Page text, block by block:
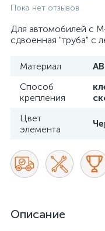
Пока нет отзывов
Для автомобилей с
сдвоенная "труба" с
Материал
Способ
крепления
Цвет
элемента
Описание